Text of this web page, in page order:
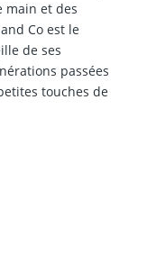
main et des
Co est le
de ses
passées
touches de